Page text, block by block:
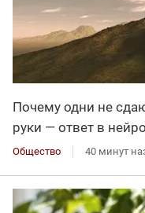
Почему одни не
руки — ответ в
Общество 40 минут